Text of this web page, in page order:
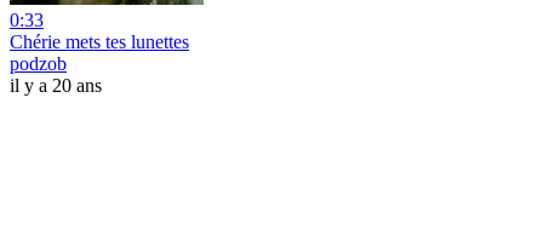
0:33
Chérie mets tes lunettes
podzob
il y a 20 ans